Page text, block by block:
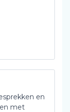
en
met